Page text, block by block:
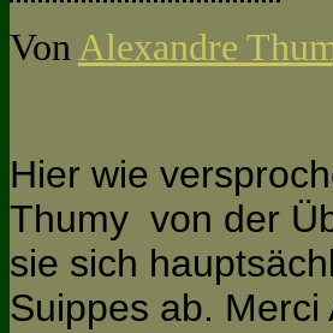
Von Alexandre
Hier wie
Thumy von der
sie sich
Suippes ab.